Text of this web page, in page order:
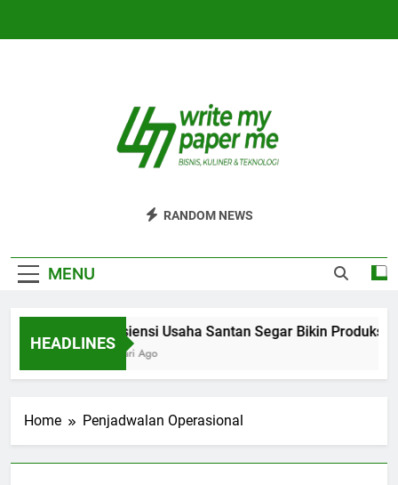
Bisnis, Kuliner, Teknologi
RANDOM NEWS
MENU
HEADLINES
Efisiensi Usaha Santan Segar Bikin Produksi
6 Hari Ago
Home Penjadwalan Operasional